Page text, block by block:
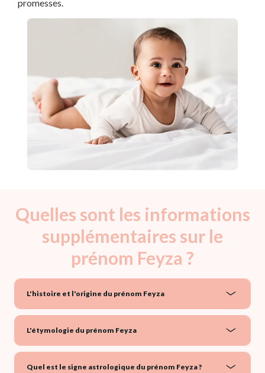
promesses.
Quelles sont les informations
supplémentaires sur le
prénom Feyza ?
L'histoire et l'origine du prénom Feyza
L'étymologie du prénom Feyza
Quel est le signe astrologique du prénom Feyza ?